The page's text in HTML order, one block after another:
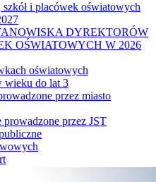
i placówek oświatowych
DYREKTORÓW
OŚWIATOWYCH W 2026
oświatowych
wieku do lat 3
przez miasto
przez JST